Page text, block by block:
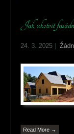
Jak ukotvit
24. 3. 2025 |
Read More →